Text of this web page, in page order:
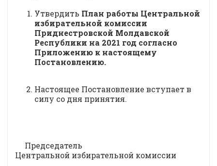
Утвердить План работы Центральной
избирательной комиссии
Приднестровской Молдавской
Республики на 2021 год согласно
Приложению к настоящему
Постановлению.
Настоящее Постановление вступает в
силу со дня принятия.
Председатель
Центральной избирательной комиссии